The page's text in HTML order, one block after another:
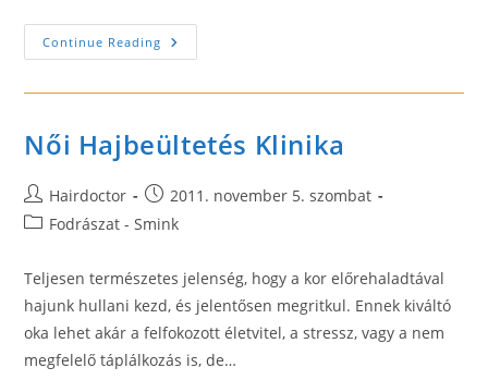
Continue Reading Itt
Megtalálod
Legjobb
Női Hajbeültetés Klinika
Post
author:
Hairdoctor
Post
published:
2011. november 5. szombat
PostFodrászat - Smink
Teljesen természetes jelenség, hogy a kor előrehaladtával
hajunk hullani kezd, és jelentősen megritkul. Ennek kiváltó
oka lehet akár a felfokozott életvitel, a stressz, vagy a nem
megfelelő táplálkozás is, de…